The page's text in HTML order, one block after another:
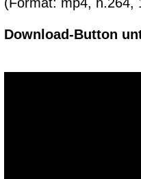
Download-Button